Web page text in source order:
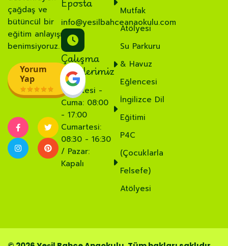
çağdaş ve
bütüncül bir
eğitim anlayışı
benimsiyoruz.
Yorum
Yap
info@yesilbahceanaokulu.com
Çalışma
Saatlerimiz
Pazartesi -
Cuma: 08:00
- 17:00
Cumartesi:
08:30 - 16:30
/ Pazar:
Kapalı
Mutfak
Atölyesi
Su Parkuru
& Havuz
Eğlencesi
İngilizce Dil
Eğitimi
P4C
(Çocuklarla
Felsefe)
Atölyesi